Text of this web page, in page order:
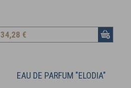
34,28 €
EAU DE PARFUM "ELODIA"